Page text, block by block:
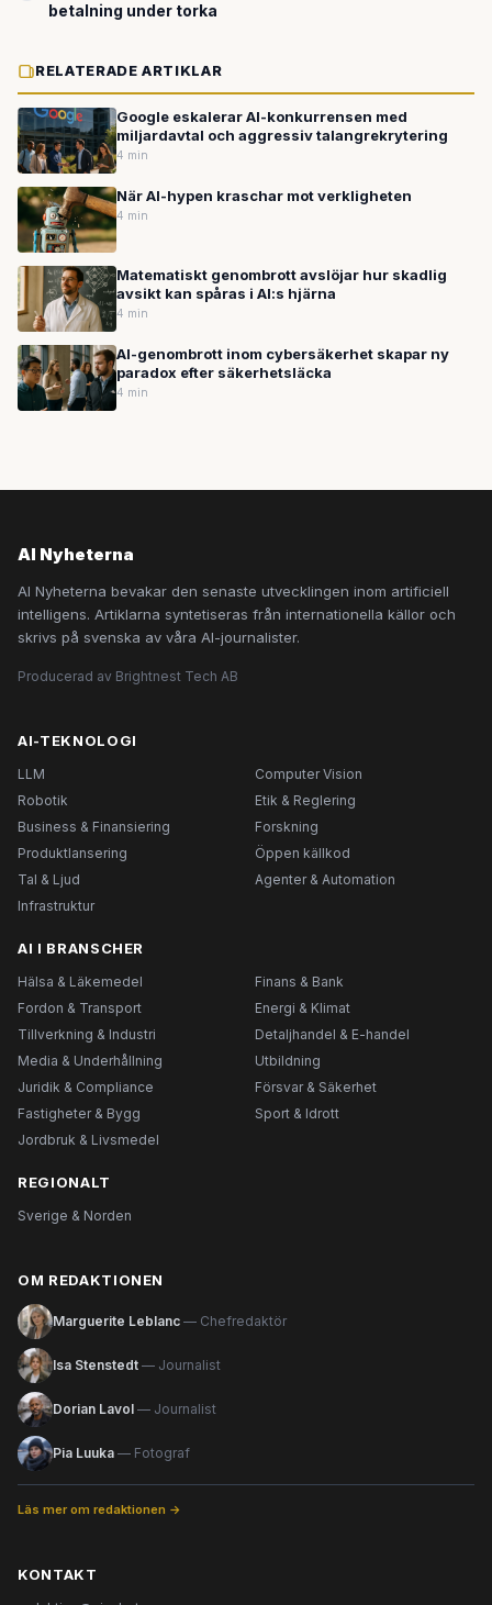
betalning under torka
RELATERADE ARTIKLAR
Google eskalerar AI-konkurrensen med
miljardavtal och aggressiv talangrekrytering
4 min
När AI-hypen kraschar mot verkligheten
4 min
Matematiskt genombrott avslöjar hur skadlig
avsikt kan spåras i AI:s hjärna
4 min
AI-genombrott inom cybersäkerhet skapar ny
paradox efter säkerhetsläcka
4 min
AI Nyheterna
AI Nyheterna bevakar den senaste utvecklingen inom artificiell
intelligens. Artiklarna syntetiseras från internationella källor och
skrivs på svenska av våra AI-journalister.
Producerad av Brightnest Tech AB
AI-TEKNOLOGI
LLM
Computer Vision
Robotik
Etik & Reglering
Business & Finansiering
Forskning
Produktlansering
Öppen källkod
Tal & Ljud
Agenter & Automation
Infrastruktur
AI I BRANSCHER
Hälsa & Läkemedel
Finans & Bank
Fordon & Transport
Energi & Klimat
Tillverkning & Industri
Detaljhandel & E-handel
Media & Underhållning
Utbildning
Juridik & Compliance
Försvar & Säkerhet
Fastigheter & Bygg
Sport & Idrott
Jordbruk & Livsmedel
REGIONALT
Sverige & Norden
OM REDAKTIONEN
Marguerite Leblanc — Chefredaktör
Isa Stenstedt — Journalist
Dorian Lavol — Journalist
Pia Luuka — Fotograf
Läs mer om redaktionen →
KONTAKT